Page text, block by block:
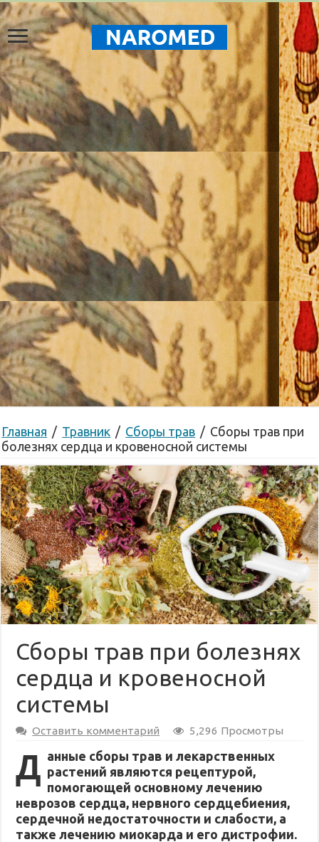
Главная / Травник / Сборы трав / Сборы трав при
болезнях сердца и кровеносной системы
Сборы трав при болезнях
сердца и кровеносной
системы
Оставить комментарий 5,296 Просмотры
Д анные сборы трав и лекарственных
растений являются рецептурой,
помогающей основному лечению
неврозов сердца, нервного сердцебиения,
сердечной недостаточности и слабости, а
также лечению миокарда и его дистрофии.